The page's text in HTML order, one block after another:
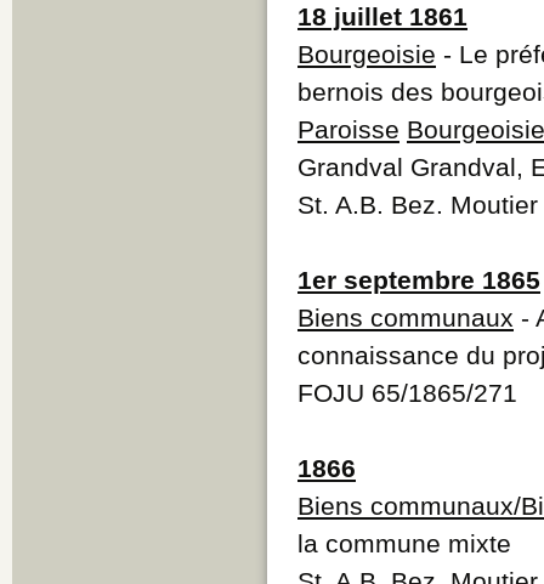
18 juillet 1861
Bourgeoisie - Le
bernois des
Paroisse
Grandval Grandval,
St. A.B. Bez.
1er septembre 1865
Biens communaux -
connaissance du
FOJU 65/1865/271
1866
Biens communaux/
la commune mixte